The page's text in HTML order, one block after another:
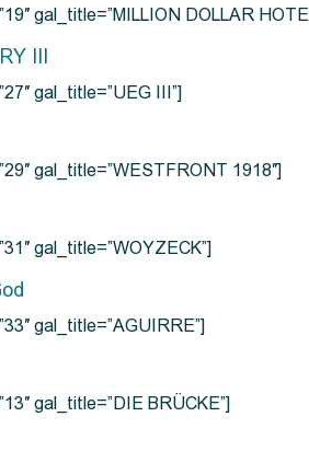
gal_title=”MILLION DOLLAR
III
gal_title=”UEG III”]
gal_title=”WESTFRONT 1918″]
gal_title=”WOYZECK”]
gal_title=”AGUIRRE”]
gal_title=”DIE BRÜCKE”]